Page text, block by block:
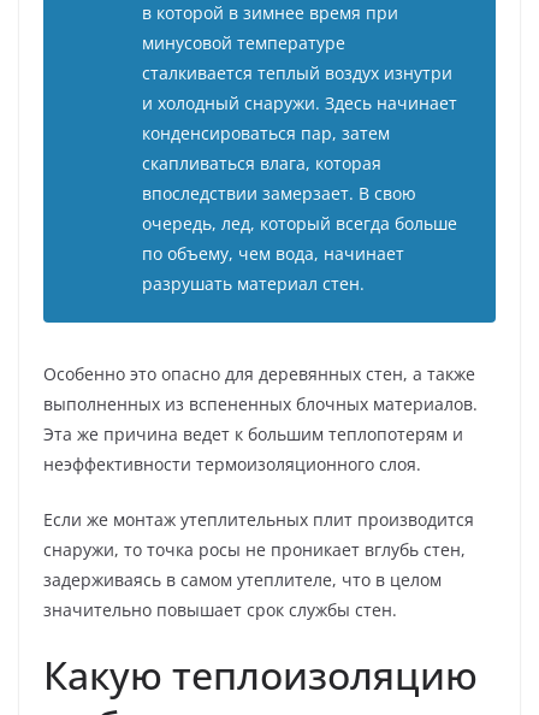
в которой в зимнее время при
минусовой температуре
сталкивается теплый воздух изнутри
и холодный снаружи. Здесь начинает
конденсироваться пар, затем
скапливаться влага, которая
впоследствии замерзает. В свою
очередь, лед, который всегда больше
по объему, чем вода, начинает
разрушать материал стен.
Особенно это опасно для деревянных стен, а также
выполненных из вспененных блочных материалов.
Эта же причина ведет к большим теплопотерям и
неэффективности термоизоляционного слоя.
Если же монтаж утеплительных плит производится
снаружи, то точка росы не проникает вглубь стен,
задерживаясь в самом утеплителе, что в целом
значительно повышает срок службы стен.
Какую теплоизоляцию